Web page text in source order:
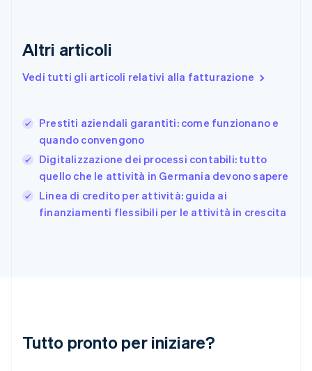
Altri articoli
Vedi tutti gli articoli relativi alla fatturazione
Prestiti aziendali garantiti: come funzionano e
quando convengono
Digitalizzazione dei processi contabili: tutto
quello che le attività in Germania devono sapere
Linea di credito per attività: guida ai
finanziamenti flessibili per le attività in crescita
Tutto pronto per iniziare?
EnglishSvenska
FrançaisEnglish
Giappone
日本語English
English
Grecia
English
India
Lituania